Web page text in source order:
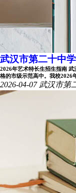
武汉市第二十中
2026年艺术特长生招生指南
格的市级示范高中。我校2026
2026-04-07 武汉市第